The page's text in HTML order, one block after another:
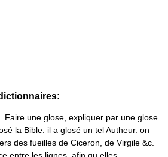
une glose, expliquer par une glose.
la Bible. il a glosé un tel Autheur. on
des fueilles de Ciceron, de Virgile &c.